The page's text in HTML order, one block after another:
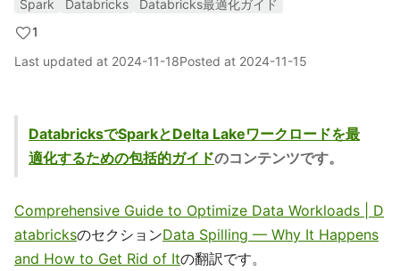
Spark Databricks
Databricks最適化ガイド
1
Last updated at 2024-11-18Posted at 2024-11-15
DatabricksでSparkとDelta Lakeワークロードを最
適化するための包括的ガイドのコンテンツです。
Comprehensive Guide to Optimize Data Workloads | D
atabricksのセクションData Spilling — Why It Happens
and How to Get Rid of Itの翻訳です。